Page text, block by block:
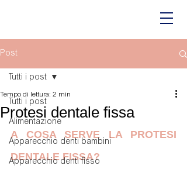
Post
Tutti i post
Alimentazione
Apparecchio denti bambini
Apparecchio denti fisso
Tutti i post
Protesi dentale fissa
Tempo di lettura: 2 min
A COSA SERVE LA PROTESI
DENTALE FISSA?